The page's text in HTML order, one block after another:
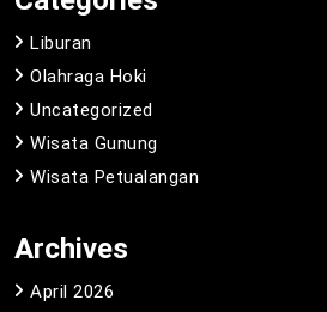
Liburan
Olahraga Hoki
Uncategorized
Wisata Gunung
Wisata Petualangan
Archives
April 2026